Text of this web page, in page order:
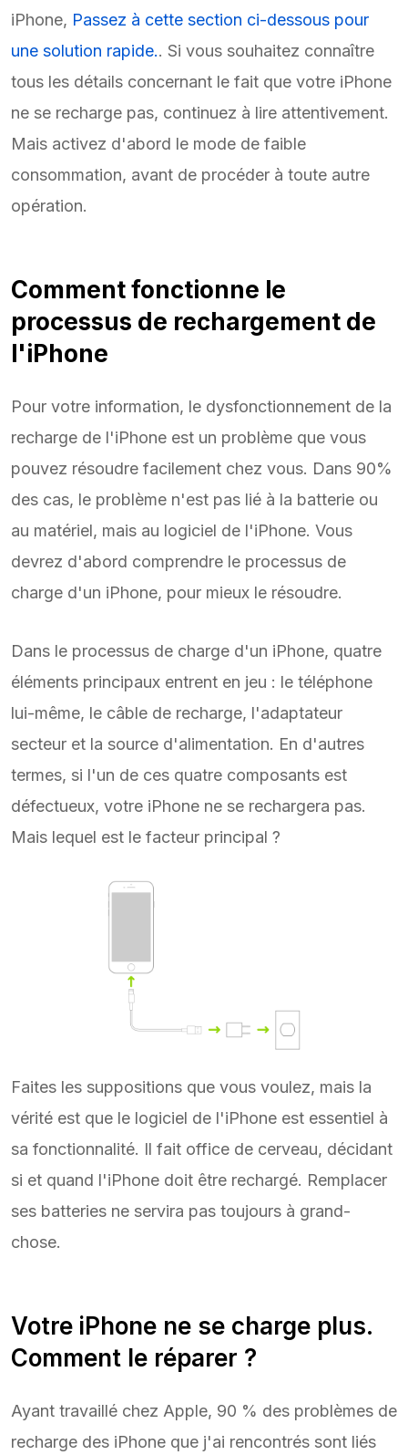
iPhone, Passez à cette section ci-dessous pour
une solution rapide.. Si vous souhaitez connaître
tous les détails concernant le fait que votre iPhone
ne se recharge pas, continuez à lire attentivement.
Mais activez d'abord le mode de faible
consommation, avant de procéder à toute autre
opération.
Comment fonctionne le
processus de rechargement de
l'iPhone
Pour votre information, le dysfonctionnement de la
recharge de l'iPhone est un problème que vous
pouvez résoudre facilement chez vous. Dans 90%
des cas, le problème n'est pas lié à la batterie ou
au matériel, mais au logiciel de l'iPhone. Vous
devrez d'abord comprendre le processus de
charge d'un iPhone, pour mieux le résoudre.
Dans le processus de charge d'un iPhone, quatre
éléments principaux entrent en jeu : le téléphone
lui-même, le câble de recharge, l'adaptateur
secteur et la source d'alimentation. En d'autres
termes, si l'un de ces quatre composants est
défectueux, votre iPhone ne se rechargera pas.
Mais lequel est le facteur principal ?
Faites les suppositions que vous voulez, mais la
vérité est que le logiciel de l'iPhone est essentiel à
sa fonctionnalité. Il fait office de cerveau, décidant
si et quand l'iPhone doit être rechargé. Remplacer
ses batteries ne servira pas toujours à grand-
chose.
Votre iPhone ne se charge plus.
Comment le réparer ?
Ayant travaillé chez Apple, 90 % des problèmes de
recharge des iPhone que j'ai rencontrés sont liés